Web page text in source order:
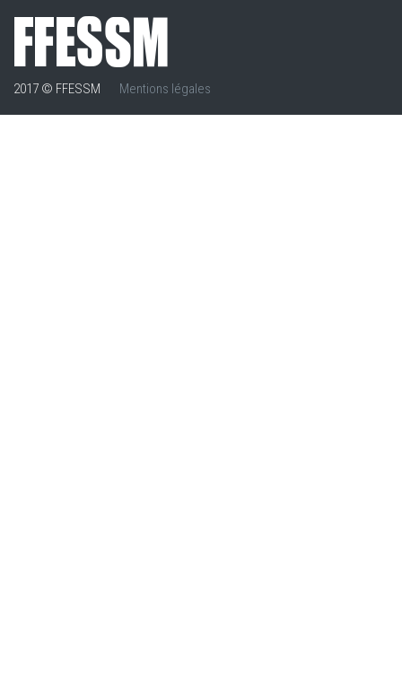
2017 © FFESSM Mentions légales